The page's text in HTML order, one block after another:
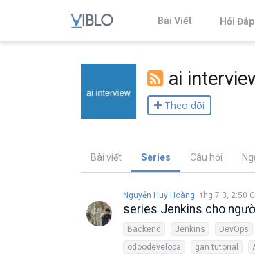
Bài Viết Hỏi Đáp
ai
Theo dõi
Bài viết Series Câu hỏi
Nguyễn Huy Hoàng thg 7 3, 2:50
series Jenkins cho
Backend Jenkins DevOps
odoodevelopa
gan tutorial